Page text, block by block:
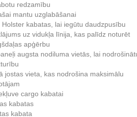
redzamību
mantu uzglabāšanai
Holster kabatas, lai iegūtu daudzpusību
uz vidukļa līnija, kas palīdz noturēt
apģērbu
augsta nodiluma vietās, lai
jostas vieta, kas nodrošina maksimālu
cargo kabatai
kabatas
kabata